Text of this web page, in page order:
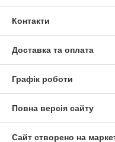
Контакти
Доставка та оплата
Графік роботи
Повна версія сайту
Сайт створено на